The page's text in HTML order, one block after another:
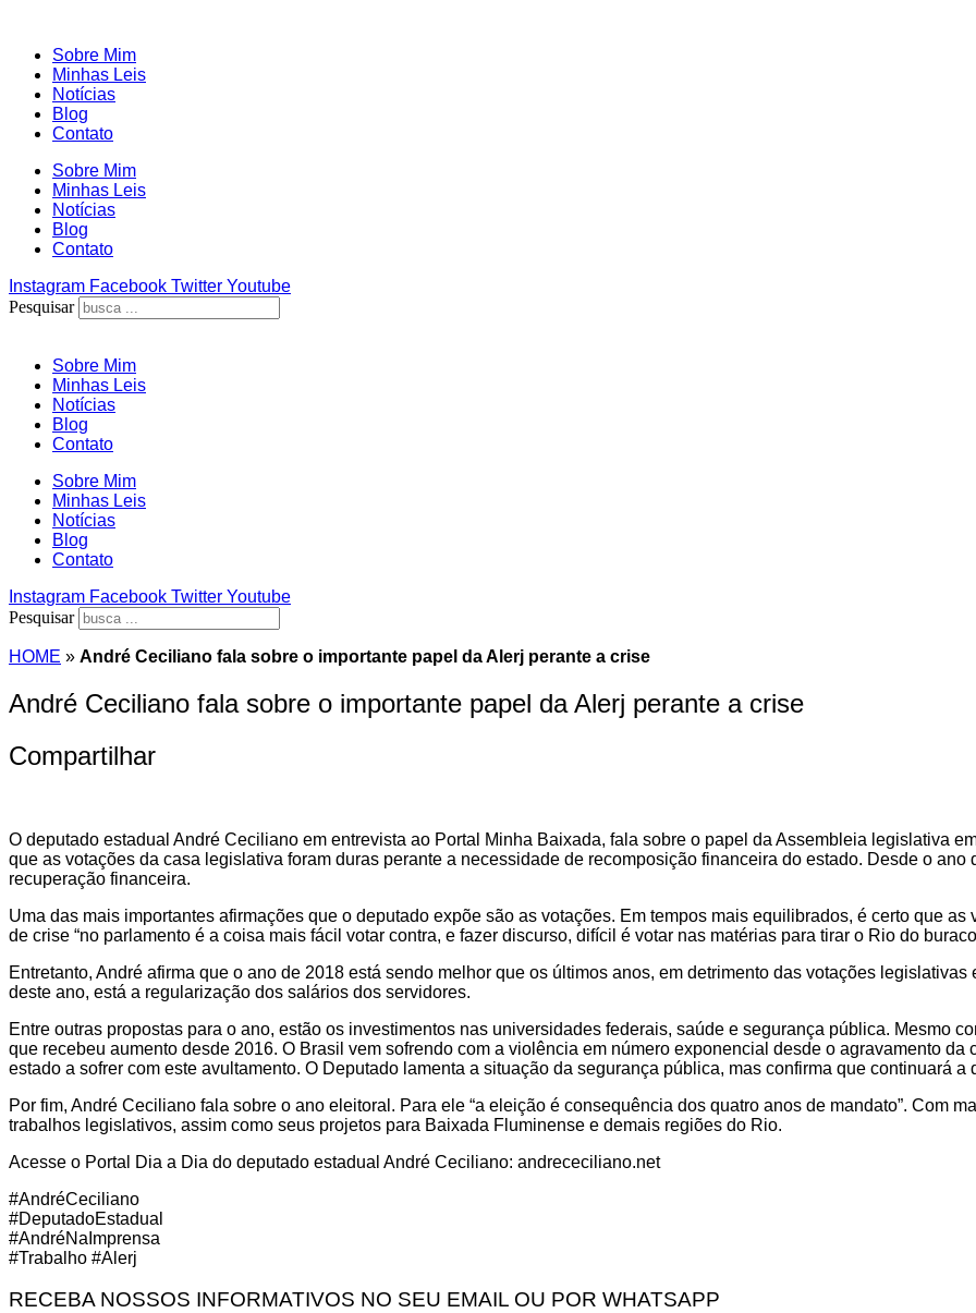
conteúdo
Sobre Mim
Minhas Leis
Notícias
Blog
Contato
Sobre Mim
Minhas Leis
Notícias
Blog
Contato
Instagram Facebook Twitter Youtube
Pesquisar
Sobre Mim
Minhas Leis
Notícias
Blog
Contato
Sobre Mim
Minhas Leis
Notícias
Blog
Contato
Instagram Facebook Twitter Youtube
Pesquisar
HOME » André Ceciliano fala sobre o importante papel da Alerj perante a crise
André Ceciliano fala sobre o importante papel da Alerj perante a crise
Compartilhar
O deputado estadual André Ceciliano em entrevista ao Portal Minha Baixada, fala sobre o papel da Assembleia legislativa
que as votações da casa legislativa foram duras perante a necessidade de recomposição financeira do estado. Desde o
recuperação financeira.
Uma das mais importantes afirmações que o deputado expõe são as votações. Em tempos mais equilibrados, é certo que
de crise “no parlamento é a coisa mais fácil votar contra, e fazer discurso, difícil é votar nas matérias para tirar o Rio do
Entretanto, André afirma que o ano de 2018 está sendo melhor que os últimos anos, em detrimento das votações
deste ano, está a regularização dos salários dos servidores.
Entre outras propostas para o ano, estão os investimentos nas universidades federais, saúde e segurança pública. Mesmo
que recebeu aumento desde 2016. O Brasil vem sofrendo com a violência em número exponencial desde o agravamento
estado a sofrer com este avultamento. O Deputado lamenta a situação da segurança pública, mas confirma que continuará
Por fim, André Ceciliano fala sobre o ano eleitoral. Para ele “a eleição é consequência dos quatro anos de mandato”. Com
trabalhos legislativos, assim como seus projetos para Baixada Fluminense e demais regiões do Rio.
Acesse o Portal Dia a Dia do deputado estadual André Ceciliano: andrececiliano.net
#AndréCeciliano
#DeputadoEstadual
#AndréNaImprensa
#Trabalho #Alerj
RECEBA NOSSOS INFORMATIVOS NO SEU EMAIL OU POR WHATSAPP